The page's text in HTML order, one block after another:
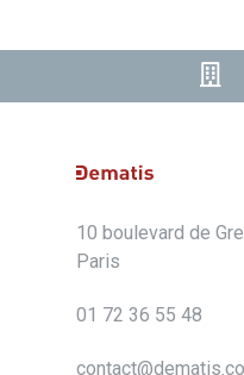
10 boulevard de
Paris
01 72 36 55 48